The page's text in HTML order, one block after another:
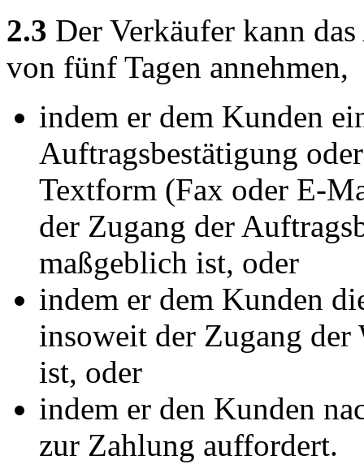
2.3 Der Verkäufer kann
von fünf Tagen annehmen,
indem er dem Kunden
Auftragsbestätigung
Textform (Fax oder E-
der Zugang der
maßgeblich ist, oder
indem er dem Kunden
insoweit der Zugang
ist, oder
indem er den Kunden
zur Zahlung auffordert.